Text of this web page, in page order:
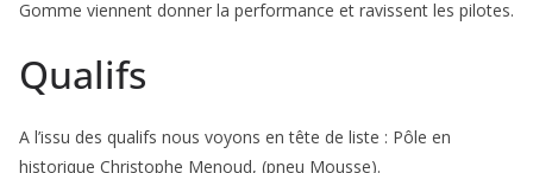
Gomme viennent donner la performance et ravissent les pilotes.
Qualifs
A l’issu des qualifs nous voyons en tête de liste : Pôle en
historique Christophe Menoud, (pneu Mousse).